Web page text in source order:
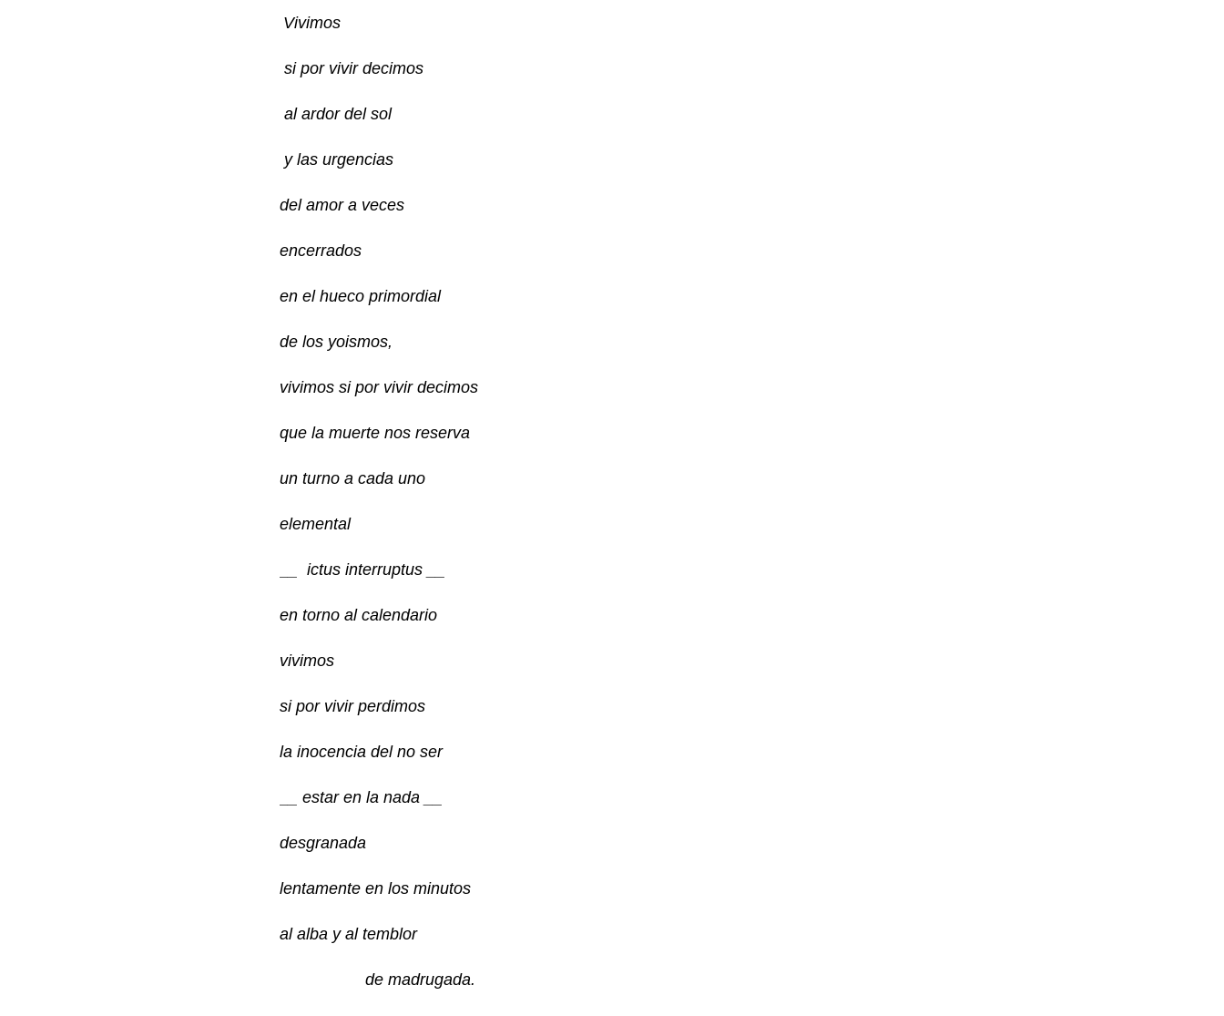
Vivimos
si por vivir decimos
al ardor del sol
y las urgencias
del amor a veces
encerrados
en el hueco primordial
de los yoismos,
vivimos si por vivir decimos
que la muerte nos reserva
un turno a cada uno
elemental
_ ictus interruptus __
en torno al calendario
vivimos
si por vivir perdimos
la inocencia del no ser
_ estar en la nada __
desgranada
lentamente en los minutos
al alba y al temblor
de madrugada.